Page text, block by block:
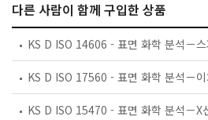
다른 사람이 함께 구입한 상품